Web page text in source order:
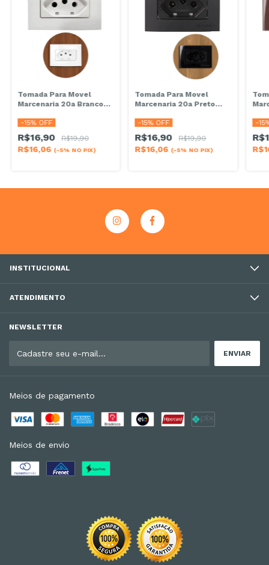
Tomada Para Movel
Marcenaria 20a Branco
-15% OFF
R$16,90 R$19,90
R$16,06 (-5% NO PIX)
Tomada Para Movel
Marcenaria 20a Preto
-15% OFF
R$16,90 R$19,90
R$16,06 (-5% NO PIX)
-15
INSTITUCIONAL
ATENDIMENTO
NEWSLETTER
Meios de pagamento
Meios de envio